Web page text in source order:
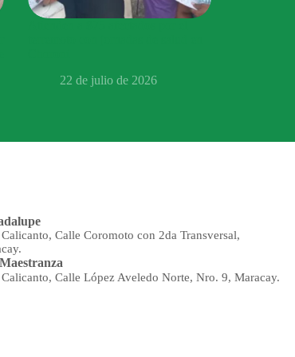
22 de julio de 2026
Calle Coromoto con 2da Transversal,
Calle López Aveledo Norte, Nro. 9, Maracay.